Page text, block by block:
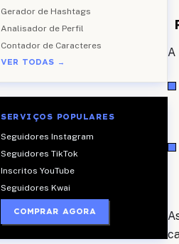
Gerador de Hashtags
Analisador de Perfil
Contador de Caracteres
VER TODAS →
SERVIÇOS POPULARES
Seguidores Instagram
Seguidores TikTok
Inscritos YouTube
Seguidores Kwai
COMPRAR AGORA
A